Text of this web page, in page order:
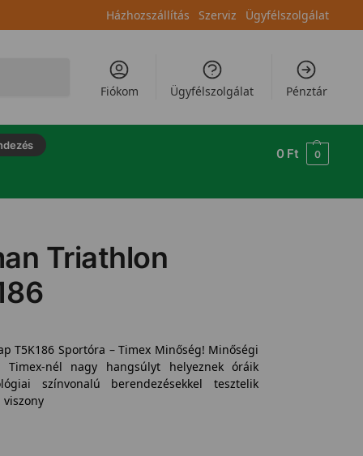
Házhozszállítás Szerviz Ügyfélszolgálat
Fiókom Ügyfélszolgálat Pénztár
0 Ft 0
Triathlon
T5K186 Sportóra – Timex Minőség! Minőségi
nél nagy hangsúlyt helyeznek óráik
színvonalú berendezésekkel tesztelik
viszony